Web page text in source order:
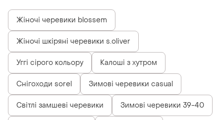
Жіночі черевики blossem
Жіночі шкіряні черевики s.oliver
Уггі сірого кольору Калоші з хутром
Снігоходи sorel Зимові черевики casual
Світлі замшеві черевики Зимові черевики 39-40